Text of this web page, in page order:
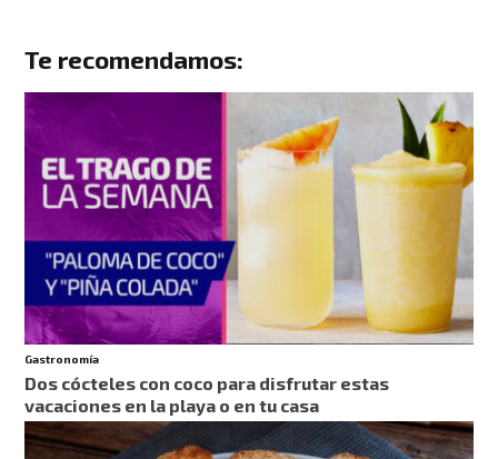
Te recomendamos:
Gastronomía
Dos cócteles con coco para disfrutar estas
vacaciones en la playa o en tu casa